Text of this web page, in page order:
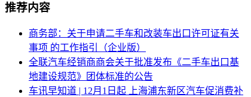
推荐内容
商务部：关于申请二手车和改装车出口许可证有关
事项 的工作指引（企业版）
全联汽车经销商商会关于批准发布《二手车出口基
地建设规范》团体标准的公告
车讯早知道 | 12月1日起 上海浦东新区汽车促消费补